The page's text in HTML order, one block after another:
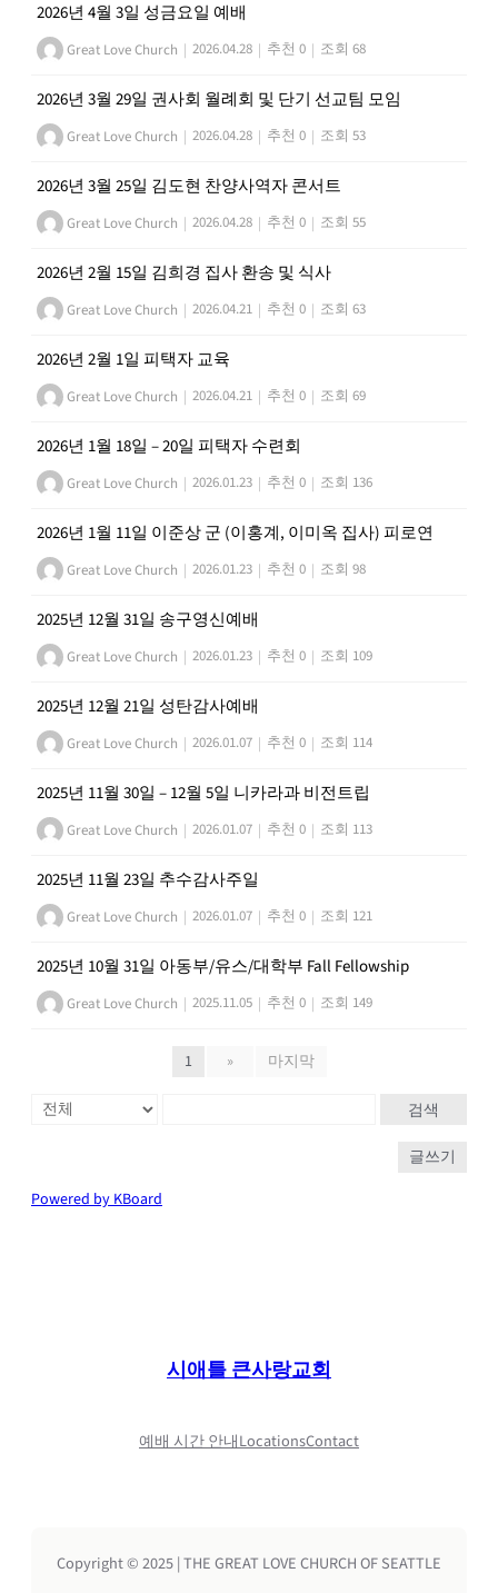
2026년 4월 3일 성금요일 예배
Great Love Church | 2026.04.28 | 추천 0 | 조회 68
2026년 3월 29일 권사회 월례회 및 단기 선교팀 모임
Great Love Church | 2026.04.28 | 추천 0 | 조회 53
2026년 3월 25일 김도현 찬양사역자 콘서트
Great Love Church | 2026.04.28 | 추천 0 | 조회 55
2026년 2월 15일 김희경 집사 환송 및 식사
Great Love Church | 2026.04.21 | 추천 0 | 조회 63
2026년 2월 1일 피택자 교육
Great Love Church | 2026.04.21 | 추천 0 | 조회 69
2026년 1월 18일 – 20일 피택자 수련회
Great Love Church | 2026.01.23 | 추천 0 | 조회 136
2026년 1월 11일 이준상 군 (이홍계, 이미옥 집사) 피로연
Great Love Church | 2026.01.23 | 추천 0 | 조회 98
2025년 12월 31일 송구영신예배
Great Love Church | 2026.01.23 | 추천 0 | 조회 109
2025년 12월 21일 성탄감사예배
Great Love Church | 2026.01.07 | 추천 0 | 조회 114
2025년 11월 30일 – 12월 5일 니카라과 비전트립
Great Love Church | 2026.01.07 | 추천 0 | 조회 113
2025년 11월 23일 추수감사주일
Great Love Church | 2026.01.07 | 추천 0 | 조회 121
2025년 10월 31일 아동부/유스/대학부 Fall Fellowship
Great Love Church | 2025.11.05 | 추천 0 | 조회 149
1 » 마지막
검색
글쓰기
Powered by KBoard
시애틀 큰사랑교회
예배 시간 안내LocationsContact
Copyright © 2025 | THE GREAT LOVE CHURCH OF SEATTLE